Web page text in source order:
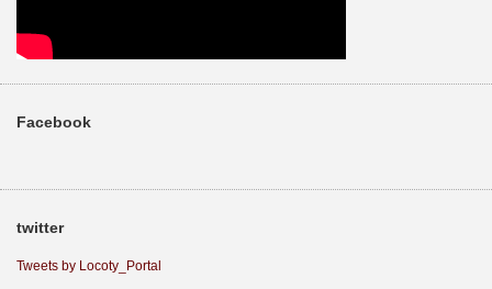
Facebook
twitter
Tweets by Locoty_Portal